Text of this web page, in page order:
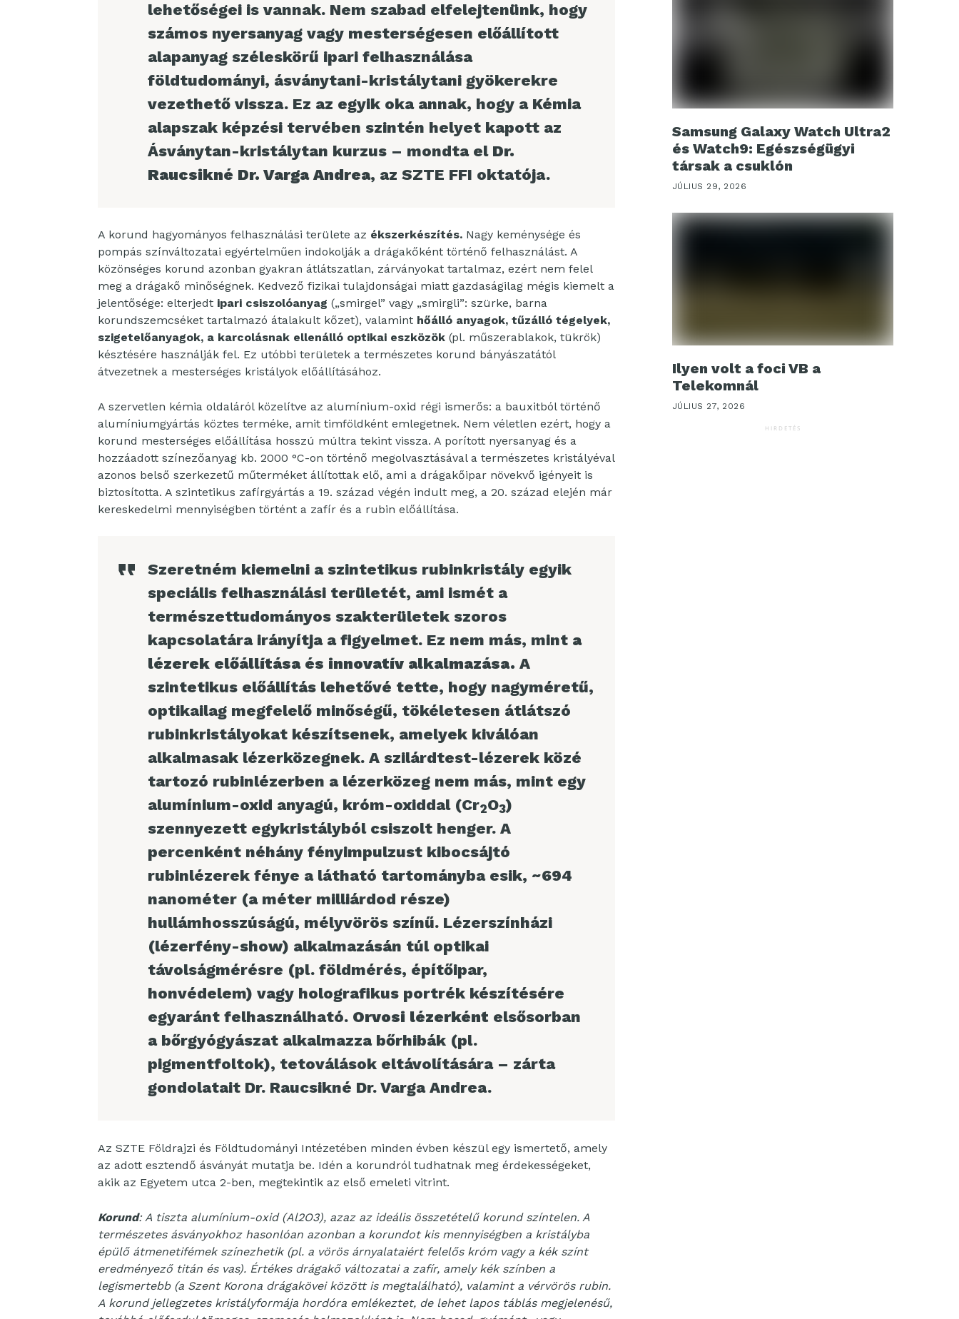
lehetőségei is vannak. Nem szabad elfelejtenünk, hogy
számos nyersanyag vagy mesterségesen előállított
alapanyag széleskörű ipari felhasználása
földtudományi, ásványtani-kristálytani gyökerekre
vezethető vissza. Ez az egyik oka annak, hogy a Kémia
alapszak képzési tervében szintén helyet kapott az
Ásványtan-kristálytan kurzus – mondta el Dr.
Raucsikné Dr. Varga Andrea, az SZTE FFI oktatója.
A korund hagyományos felhasználási területe az ékszerkészítés. Nagy keménysége és
pompás színváltozatai egyértelműen indokolják a drágakőként történő felhasználást. A
közönséges korund azonban gyakran átlátszatlan, zárványokat tartalmaz, ezért nem felel
meg a drágakő minőségnek. Kedvező fizikai tulajdonságai miatt gazdaságilag mégis kiemelt a
jelentősége: elterjedt ipari csiszolóanyag („smirgel” vagy „smirgli”: szürke, barna
korundszemcséket tartalmazó átalakult kőzet), valamint hőálló anyagok, tűzálló tégelyek,
szigetelőanyagok, a karcolásnak ellenálló optikai eszközök (pl. műszerablakok, tükrök)
késztésére használják fel. Ez utóbbi területek a természetes korund bányászatától
átvezetnek a mesterséges kristályok előállításához.
A szervetlen kémia oldaláról közelítve az alumínium-oxid régi ismerős: a bauxitból történő
alumíniumgyártás köztes terméke, amit timföldként emlegetnek. Nem véletlen ezért, hogy a
korund mesterséges előállítása hosszú múltra tekint vissza. A porított nyersanyag és a
hozzáadott színezőanyag kb. 2000 °C-on történő megolvasztásával a természetes kristályéval
azonos belső szerkezetű műterméket állítottak elő, ami a drágakőipar növekvő igényeit is
biztosította. A szintetikus zafírgyártás a 19. század végén indult meg, a 20. század elején már
kereskedelmi mennyiségben történt a zafír és a rubin előállítása.
Szeretném kiemelni a szintetikus rubinkristály egyik
speciális felhasználási területét, ami ismét a
természettudományos szakterületek szoros
kapcsolatára irányítja a figyelmet. Ez nem más, mint a
lézerek előállítása és innovatív alkalmazása. A
szintetikus előállítás lehetővé tette, hogy nagyméretű,
optikailag megfelelő minőségű, tökéletesen átlátszó
rubinkristályokat készítsenek, amelyek kiválóan
alkalmasak lézerközegnek. A szilárdtest-lézerek közé
tartozó rubinlézerben a lézerközeg nem más, mint egy
alumínium-oxid anyagú, króm-oxiddal (Cr2O3)
szennyezett egykristályból csiszolt henger. A
percenként néhány fényimpulzust kibocsájtó
rubinlézerek fénye a látható tartományba esik, ~694
nanométer (a méter milliárdod része)
hullámhosszúságú, mélyvörös színű. Lézerszínházi
(lézerfény-show) alkalmazásán túl optikai
távolságmérésre (pl. földmérés, építőipar,
honvédelem) vagy holografikus portrék készítésére
egyaránt felhasználható. Orvosi lézerként elsősorban
a bőrgyógyászat alkalmazza bőrhibák (pl.
pigmentfoltok), tetoválások eltávolítására – zárta
gondolatait Dr. Raucsikné Dr. Varga Andrea.
Az SZTE Földrajzi és Földtudományi Intézetében minden évben készül egy ismertető, amely
az adott esztendő ásványát mutatja be. Idén a korundról tudhatnak meg érdekességeket,
akik az Egyetem utca 2-ben, megtekintik az első emeleti vitrint.
Korund: A tiszta alumínium-oxid (Al2O3), azaz az ideális összetételű korund színtelen. A
természetes ásványokhoz hasonlóan azonban a korundot kis mennyiségben a kristályba
épülő átmenetifémek színezhetik (pl. a vörös árnyalataiért felelős króm vagy a kék színt
eredményező titán és vas). Értékes drágakő változatai a zafír, amely kék színben a
legismertebb (a Szent Korona drágakövei között is megtalálható), valamint a vérvörös rubin.
A korund jellegzetes kristályformája hordóra emlékeztet, de lehet lapos táblás megjelenésű,
Samsung Galaxy Watch Ultra2
és Watch9: Egészségügyi
társak a csuklón
JÚLIUS 29, 2026
Ilyen volt a foci VB a
Telekomnál
JÚLIUS 27, 2026
HIRDETÉS